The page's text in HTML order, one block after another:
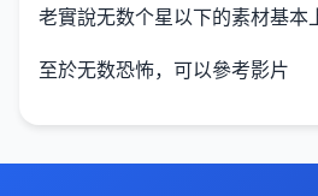
老實說无数个星以下的素材基本
至於无数恐怖，可以參考影片